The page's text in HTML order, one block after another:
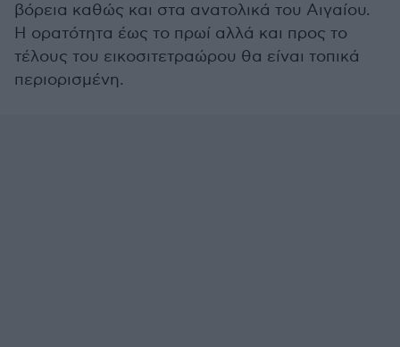
βόρεια καθώς και στα ανατολικά του Αιγαίου.
Η ορατότητα έως το πρωί αλλά και προς το
τέλους του εικοσιτετραώρου θα είναι τοπικά
περιορισμένη.